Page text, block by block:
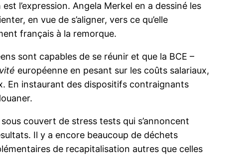
l’expression. Angela Merkel en a dessiné les
en vue de s’aligner, vers ce qu’elle
français à la remorque.
sont capables de se réunir et que la BCE –
européenne en pesant sur les coûts salariaux,
En instaurant des dispositifs contraignants
couvert de stress tests qui s’annoncent
Il y a encore beaucoup de déchets
de recapitalisation autres que celles